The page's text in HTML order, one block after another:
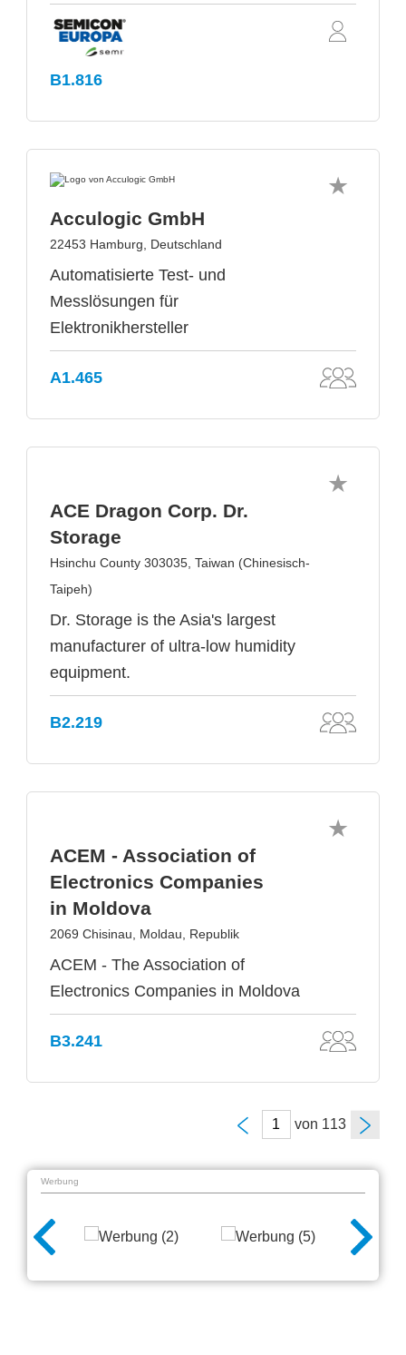
B1.816
Acculogic GmbH
22453 Hamburg, Deutschland
Automatisierte Test- und
Messlösungen für
Elektronikhersteller
A1.465
ACE Dragon Corp. Dr.
Storage
Hsinchu County 303035, Taiwan (Chinesisch-
Taipeh)
Dr. Storage is the Asia's largest
manufacturer of ultra-low humidity
equipment.
B2.219
ACEM - Association of
Electronics Companies
in Moldova
2069 Chisinau, Moldau, Republik
ACEM - The Association of
Electronics Companies in Moldova
B3.241
von
Werbung